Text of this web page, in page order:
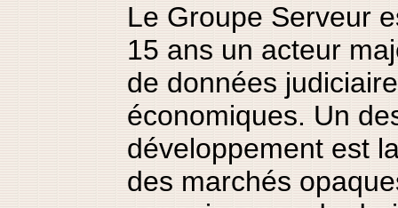
Le Groupe Serveur
15 ans un acteur
de données
économiques. Un
développement est
des marchés